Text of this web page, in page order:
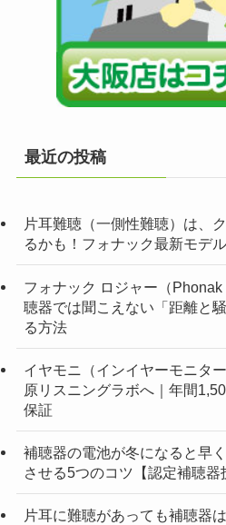
最近の投稿
片耳難聴（一側性難聴）は、
るかも！フォナック最新モデ
フォナック ロジャー（
聴器では聞こえない「距離と
る方法
イヤモニ（インイヤーモニタ
原リスニングラボへ｜年間
保証
補聴器の電池が冬になると早
させる5つのコツ【認定補聴器
片耳に難聴があっても補聴器